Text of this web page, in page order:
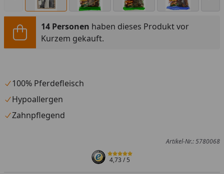
14 Personen haben dieses Produkt vor
Kurzem gekauft.
100% Pferdefleisch
Hypoallergen
Zahnpflegend
Artikel-Nr.: 5780068
4,73/ 5